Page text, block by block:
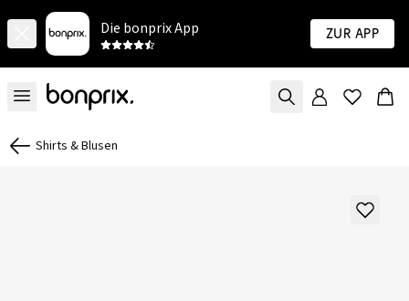
Die bonprix App Zur App
Shirts & Blusen